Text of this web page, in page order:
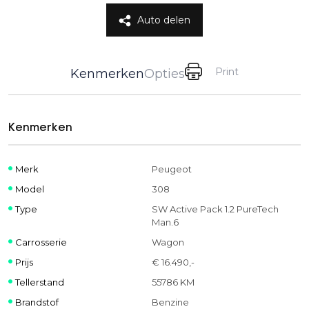
Auto delen
KenmerkenOpties Print
Kenmerken
Merk
Peugeot
Model
308
Type
SW Active Pack 1.2 PureTech
Man.6
Carrosserie
Wagon
Prijs
€ 16.490,-
Tellerstand
55786 KM
Brandstof
Benzine